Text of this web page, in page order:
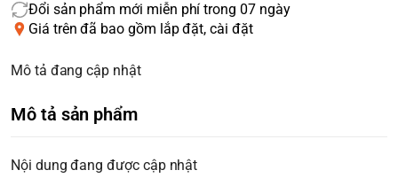
Đổi sản phẩm mới miễn phí trong 07 ngày
Giá trên đã bao gồm lắp đặt, cài đặt
Mô tả đang cập nhật
Mô tả sản phẩm
Nội dung đang được cập nhật